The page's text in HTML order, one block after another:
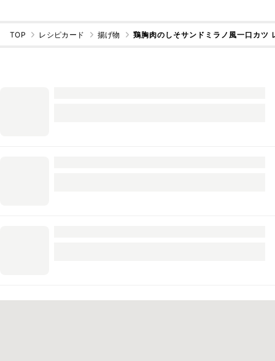
TOP レシピカード 揚げ物 鶏胸肉のしそサンドミラノ風一口カツ